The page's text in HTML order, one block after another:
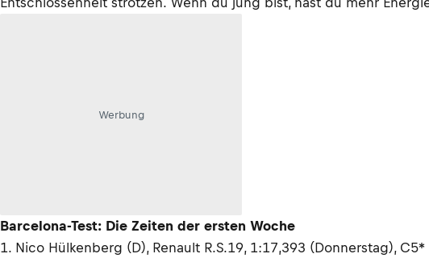
Werbung
Barcelona-Test: Die Zeiten der ersten Woche
1. Nico Hülkenberg (D), Renault R.S.19, 1:17,393 (Donnerstag), C5*